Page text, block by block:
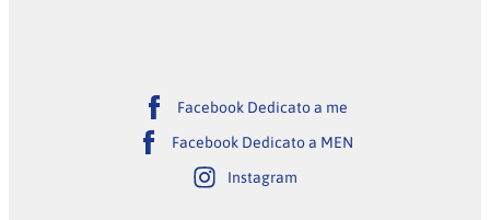
Facebook Dedicato a me
Facebook Dedicato a MEN
Instagram